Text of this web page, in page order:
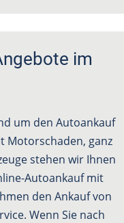
im
um den Autoankauf
Motorschaden, ganz
stehen wir Ihnen
Autoankauf mit
den Ankauf von
Wenn Sie nach